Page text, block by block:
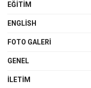
EĞITIM
ENGLISH
FOTO GALERI
GENEL
İLETIM